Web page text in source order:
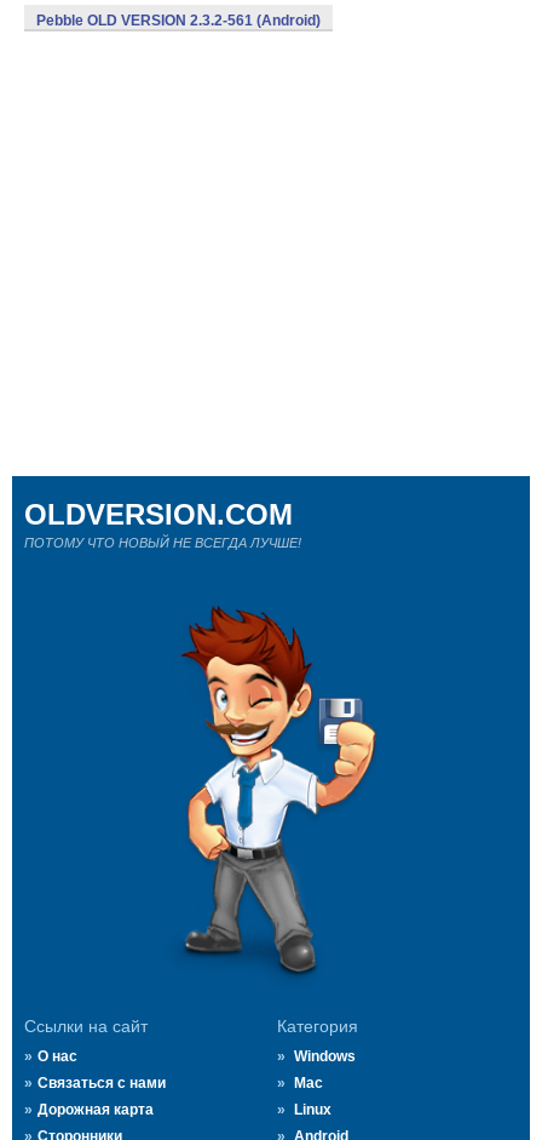
Pebble OLD VERSION 2.3.2-561 (Android)
Ссылки на сайт
О нас
Связаться с нами
Дорожная карта
Сторонники
Категория
Windows
Mac
Linux
Android
OLDVERSION.COM
ПОТОМУ ЧТО НОВЫЙ НЕ ВСЕГДА ЛУЧШЕ!